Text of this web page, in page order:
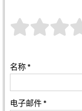
名称*
电子邮件*